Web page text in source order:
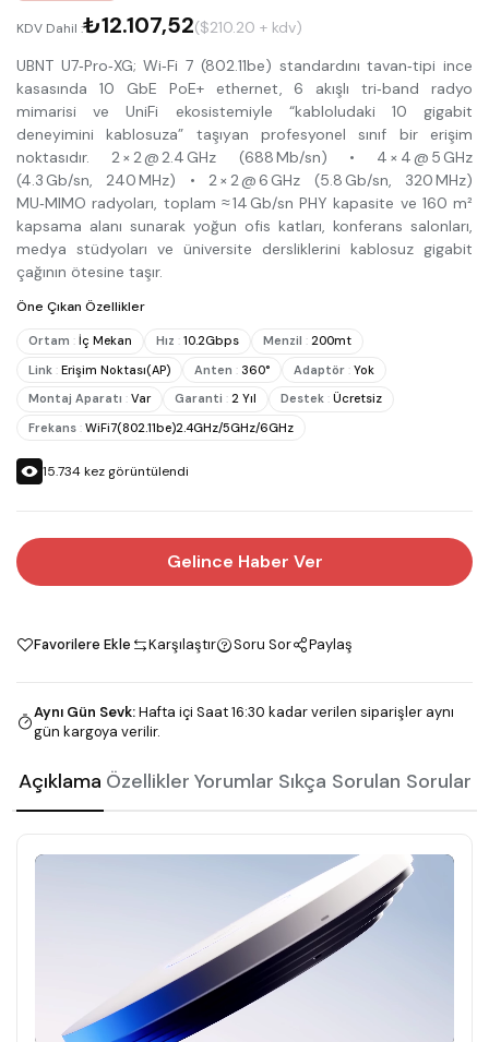
KDV Dahil :₺12.107,52($210.20 + kdv)
UBNT U7‑Pro‑XG; Wi‑Fi 7 (802.11be) standardını tavan‑tipi ince
kasasında 10 GbE PoE+ ethernet, 6 akışlı tri‑band radyo
mimarisi ve UniFi ekosistemiyle “kabloludaki 10 gigabit
deneyimini kablosuza” taşıyan profesyonel sınıf bir erişim
noktasıdır. 2 × 2 @ 2.4 GHz (688 Mb/sn) • 4 × 4 @ 5 GHz
(4.3 Gb/sn, 240 MHz) • 2 × 2 @ 6 GHz (5.8 Gb/sn, 320 MHz)
MU‑MIMO radyoları, toplam ≈ 14 Gb/sn PHY kapasite ve 160 m²
kapsama alanı sunarak yoğun ofis katları, konferans salonları,
medya stüdyoları ve üniversite dersliklerini kablosuz gigabit
çağının ötesine taşır.
Öne Çıkan Özellikler
Ortam : İç Mekan Hız : 10.2Gbps Menzil : 200mt
Link : Erişim Noktası(AP) Anten : 360° Adaptör : Yok
Montaj Aparatı : Var Garanti : 2 Yıl Destek : Ücretsiz
Frekans : WiFi7(802.11be)2.4GHz/5GHz/6GHz
15.734kez görüntülendi
Gelince Haber Ver
Favorilere Ekle Karşılaştır Soru Sor Paylaş
Aynı Gün Sevk:Hafta içi Saat 16:30 kadar verilen siparişler aynı
gün kargoya verilir.
Açıklama Özellikler Yorumlar Sıkça Sorulan Sorular